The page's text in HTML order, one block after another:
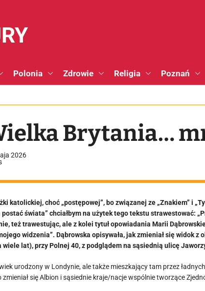
Polonia Zdrowie Religia Poznań
Brytania…
2026
katolickiej, choć „postępowej”, bo związanej ze „Znakiem” i
postać świata” chciałbym na użytek tego tekstu strawestować:
też trawestując, ale z kolei tytuł opowiadania Marii
widzenia”. Dąbrowska opisywała, jak zmieniał się widok
wiele lat), przy Polnej 40, z podglądem na sąsiednią ulicę
urodzony w Londynie, ale także mieszkający tam przez
zmieniał się Albion i sąsiednie kraje/nacje wspólnie tworzące